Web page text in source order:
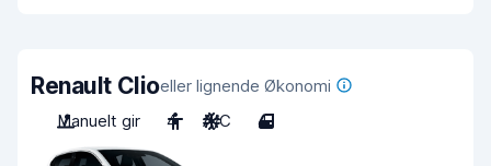
Renault Clioeller lignende Økonomi
Manuelt gir
4 A/C 4